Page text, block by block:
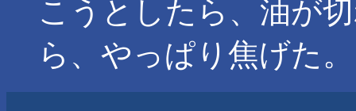
こうとしたら、油が
ら、やっぱり焦げた